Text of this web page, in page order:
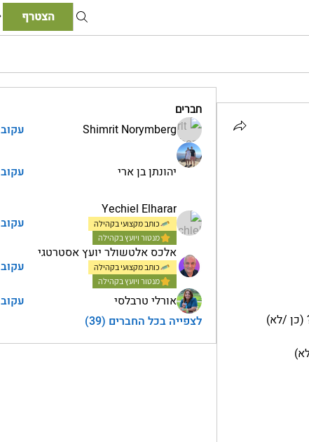
הצטרף
חברים
Shimrit Norymberg עקוב
יהונתן בן ארי עקוב
Yechiel Elharar
כותב מקצועי בקהילה
מנטור ויועץ בקהילה
עקוב
אלכס אלטשולר יועץ אסטרטגי
כותב מקצועי בקהילה
מנטור ויועץ בקהילה
עקוב
אורלי טרבלסי
עקוב
לצפייה בכל החברים (39)